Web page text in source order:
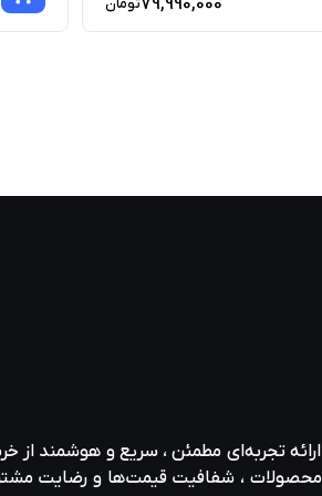
تومان
تجربه‌ای مطمئن ، سریع و هوشمند از
، شفافیت قیمت‌ها و رضایت مشتری